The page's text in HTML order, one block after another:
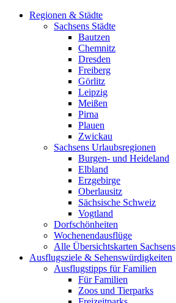
Regionen & Städte
Sachsens Städte
Bautzen
Chemnitz
Dresden
Freiberg
Görlitz
Leipzig
Meißen
Pirna
Plauen
Zwickau
Sachsens Urlaubsregionen
Burgen- und Heideland
Elbland
Erzgebirge
Oberlausitz
Sächsische Schweiz
Vogtland
Dorfschönheiten
Wochenendausflüge
Alle Übersichtskarten Sachsens
Ausflugsziele & Sehenswürdigkeiten
Ausflugstipps für Familien
Für Familien
Zoos und Tierparks